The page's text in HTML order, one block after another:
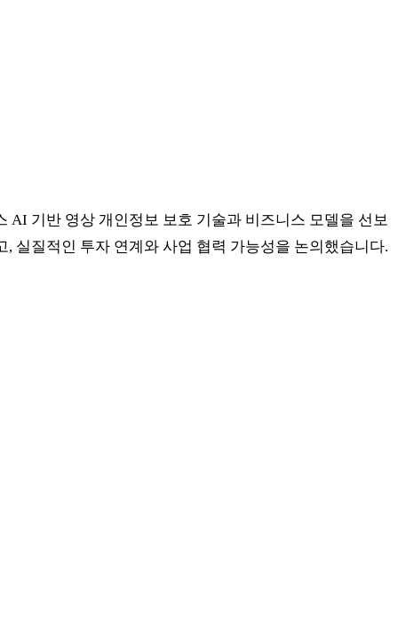
AI 기반 영상 개인정보 보호 기술과 비즈니스 모델을 선보
실질적인 투자 연계와 사업 협력 가능성을 논의했습니다.